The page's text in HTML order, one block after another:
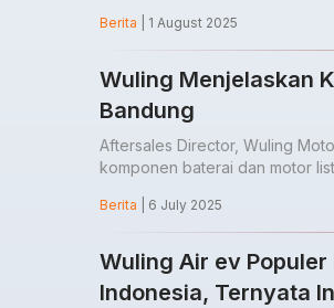
Berita | 1 August 2025
Wuling Menjelaskan
Bandung
Aftersales Director, Wuling
komponen baterai dan motor
Berita | 6 July 2025
Wuling Air ev
Indonesia, Ternyata